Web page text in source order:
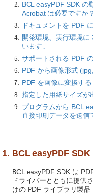
BCL easyPDF SDK の
Acrobat は必要ですか？
ドキュメントを PDF
開発環境、実行環境
います。
サポートされる PDF
PDF から画像形式
PDF を画像に変換する
指定した用紙サイズが
プログラムから BCL
直接印刷データを送信
1. BCL easyPDF SDK
BCL easyPDF SDK は
ドライバーとともに提供
けの PDF ライブラリ製品